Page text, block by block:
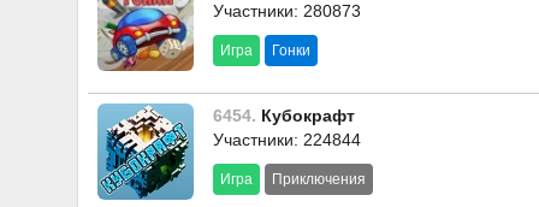
Участники: 280873
Игра Гонки
6454. Кубокрафт
Участники: 224844
Игра Приключения